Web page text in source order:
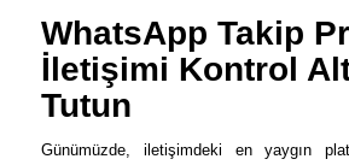
WhatsApp Takip
İletişimi Kontrol
Tutun
Günümüzde, iletişimdeki en yaygın